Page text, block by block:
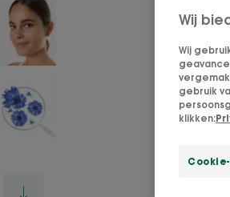
Wij
Wij
gebruik
klikken: